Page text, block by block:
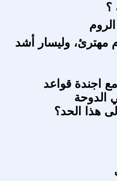
؟
مهترئ، وليسار أشد
اجندة قواعد
الدوحة
هذا الحد؟